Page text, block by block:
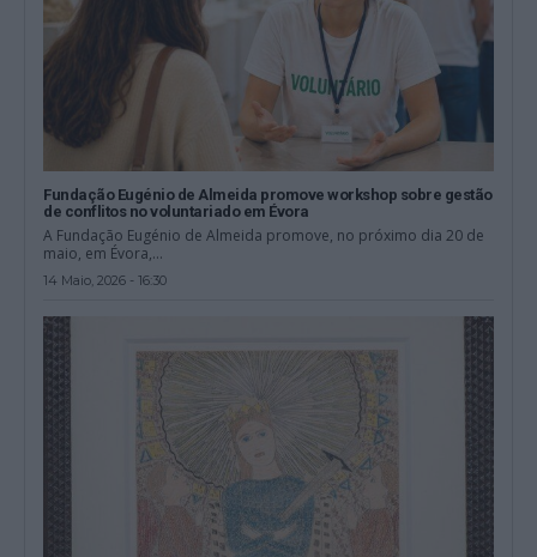
Fundação Eugénio de Almeida promove workshop sobre gestão
de conflitos no voluntariado em Évora
A Fundação Eugénio de Almeida promove, no próximo dia 20 de
maio, em Évora,...
14 Maio, 2026 - 16:30